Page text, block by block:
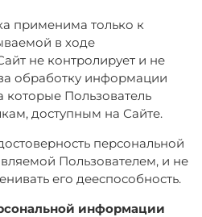
применима только к
в ходе
не контролирует и не
за обработку информации
которые Пользователь
доступным на Сайте.
персональной
Пользователем, и не
его дееспособность.
информации